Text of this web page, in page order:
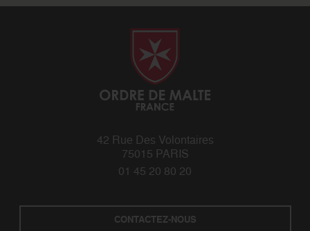
42 Rue Des Volontaires
75015 PARIS
01 45 20 80 20
CONTACTEZ-NOUS